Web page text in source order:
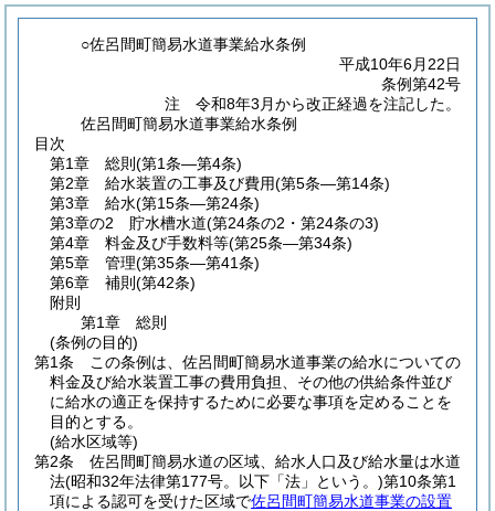
○佐呂間町簡易水道事業給水条例
平成10年6月22日
条例第42号
注 令和8年3月から改正経過を注記した。
佐呂間町簡易水道事業給水条例
目次
第1章
総則 (第1条―第4条)
第2章
給水装置の工事及び費用(第5条―第14条)
第3章
給水(第15条―第24条)
第3章の2
貯水槽水道(第24条の2・第24条の3)
第4章
料金及び手数料等(第25条―第34条)
第5章
管理(第35条―第41条)
第6章
補則 (第42条)
附則
第1章
総則
(条例の目的)
第1条
この条例は、佐呂間町簡易水道事業の給水についての
料金及び給水装置工事の費用負担、その他の供給条件並び
に給水の適正を保持するために必要な事項を定めることを
目的とする。
(給水区域等)
第2条
佐呂間町簡易水道の区域、給水人口及び給水量は水道
法(昭和32年法律第177号。以下「法」という。)第10条第1
項による認可を受けた区域で佐呂間町簡易水道事業の設置